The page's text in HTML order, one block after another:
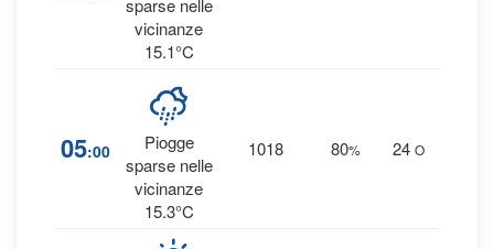
sparse nelle
vicinanze
15.1°C
05:00
Piogge
sparse nelle
vicinanze
15.3°C
1018 80% 24 O